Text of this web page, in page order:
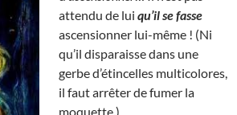
attendu de lui qu’il se fasse
ascensionner lui-même ! (Ni
qu’il disparaisse dans une
gerbe d’étincelles multicolores,
il faut arrêter de fumer la
moquette.)